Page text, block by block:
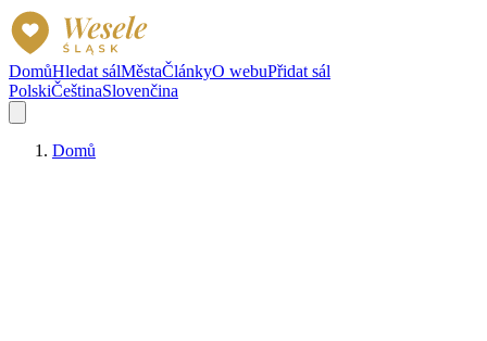
DomůHledat sálMěstaČlánkyO webuPřidat sál
PolskiČeštinaSlovenčina
Domů